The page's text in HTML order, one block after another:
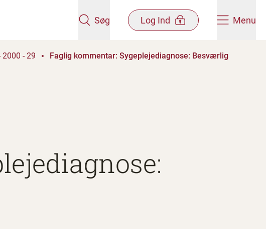
Søg Log Ind Menu
2000 - 29 Faglig kommentar: Sygeplejediagnose: Besværlig